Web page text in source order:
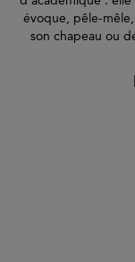
évoque, pêle-
son chapeau ou